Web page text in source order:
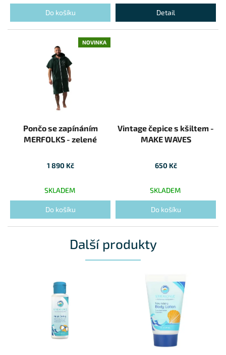
Do košíku Detail
NOVINKA
Pončo se zapínáním
MERFOLKS - zelené
1 890 Kč
SKLADEM
Do košíku
Vintage čepice s kšiltem -
MAKE WAVES
650 Kč
SKLADEM
Do košíku
Další produkty